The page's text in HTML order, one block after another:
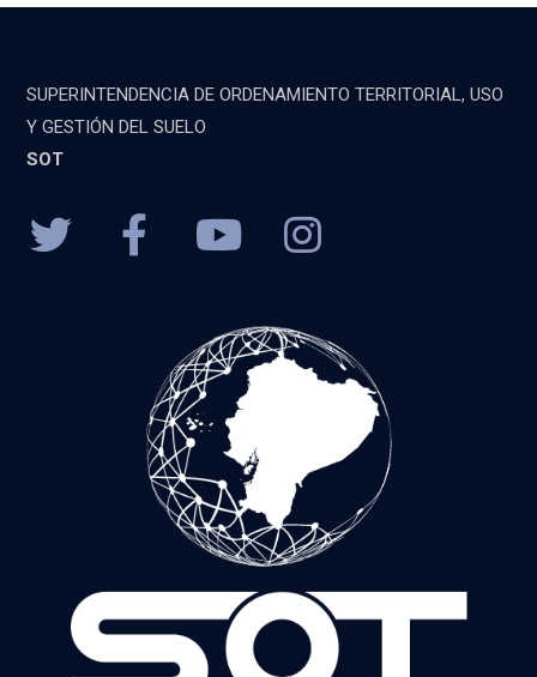
SUPERINTENDENCIA DE ORDENAMIENTO TERRITORIAL, USO
Y GESTIÓN DEL SUELO
SOT